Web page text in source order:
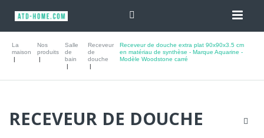
La
maison
Nos
produits
Salle
de
bain
Receveur
de
douche
Receveur de douche extra plat 90x90x3.5 cm
en matériau de synthèse - Marque Aquarine -
Modèle Woodstone carré
RECEVEUR DE DOUCHE